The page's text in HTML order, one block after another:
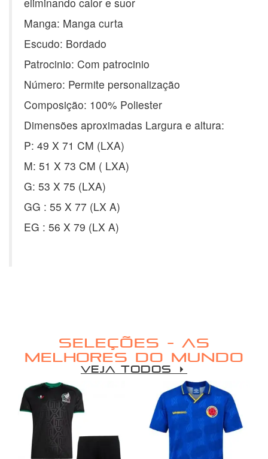
Manga: Manga curta
Escudo: Bordado
Patrocinio: Com patrocinio
Número: Permite personalização
Composição: 100% Poliester
Dimensões aproximadas Largura e altura:
P: 49 X 71 CM (LXA)
M: 51 X 73 CM ( LXA)
G: 53 X 75 (LXA)
GG : 55 X 77 (LX A)
EG : 56 X 79 (LX A)
SELEÇÕES - AS
MELHORES DO MUNDO
VEJA TODOS